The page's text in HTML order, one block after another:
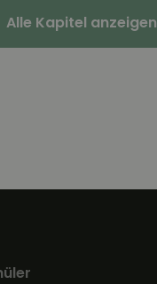
Alle Kapitel anzeigen